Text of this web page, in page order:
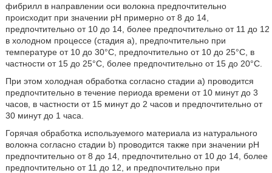
фибрилл в направлении оси волокна предпочтительно
происходит при значении pH примерно от 8 до 14,
предпочтительно от 10 до 14, более предпочтительно от 11 до 12
в холодном процессе (стадия a), предпочтительно при
температуре от 10 до 30°C, предпочтительно от 10 до 25°C, в
частности от 15 до 25°C, более предпочтительно от 15 до 20°C.
При этом холодная обработка согласно стадии а) проводится
предпочтительно в течение периода времени от 10 минут до 3
часов, в частности от 15 минут до 2 часов и предпочтительно от
30 минут до 1 часа.
Горячая обработка используемого материала из натурального
волокна согласно стадии b) проводится также при значении pH
предпочтительно от 8 до 14, предпочтительно от 10 до 14, более
предпочтительно от 11 до 12, и предпочтительно при